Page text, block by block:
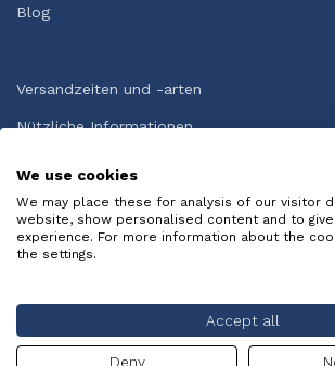
Blog
Versandzeiten und -arten
Nützliche Informationen
HÄUFIG GESTELLTE FRAGEN
Copyright © Italy Bite Srl. Creato da
We use cookies
We may place these for analysis of our visitor
website, show personalised content and to
experience. For more information about the
the settings.
Accept all
Deny